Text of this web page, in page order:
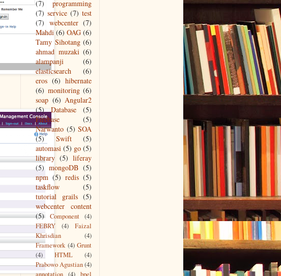
(7)
programming
(7) service (7) test
(7) webcenter (7)
Mahdi (6) OAG (6)
Tamy Sihotang (6)
ahmad muzaki (6)
alampanji
(6)
elasticsearch
(6)
eros (6) hibernate
(6) monitoring (6)
soap (6) Angular2
(5)
Database
(5)
Firebase
(5)
Narwanto (5) SOA
(5)
Swift
(5)
automasi (5) go (5)
library (5) liferay
(5) mongoDB (5)
npm (5) redis (5)
taskflow
(5)
tutorial grails (5)
webcenter content
(5)
Component (4)
FEBRY
(4)
Faizal
Khrisdian
(4)
Framework (4) Grunt
(4)
HTML
(4)
Prabowo Agustian(4)
annotation (4) bpel